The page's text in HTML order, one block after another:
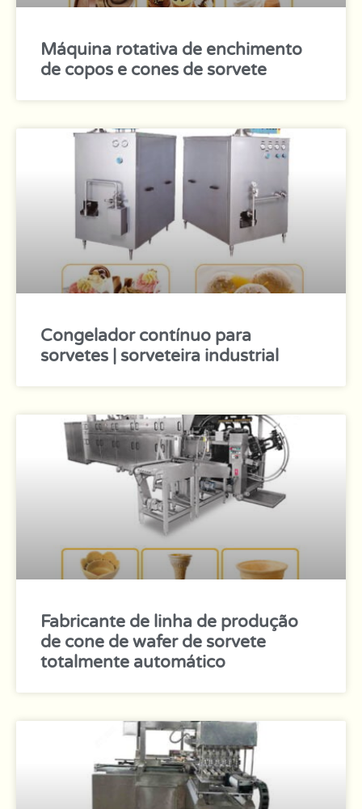
Máquina rotativa de enchimento
de copos e cones de sorvete
Congelador contínuo para
sorvetes | sorveteira industrial
Fabricante de linha de produção
de cone de wafer de sorvete
totalmente automático